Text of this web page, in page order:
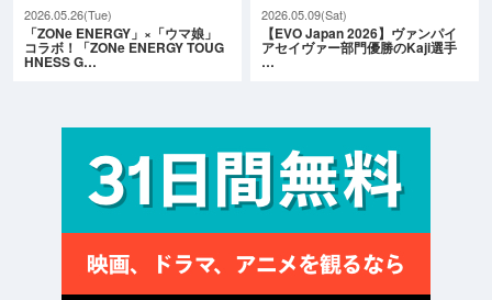
2026.05.26(Tue)
「ZONe ENERGY」×「ウマ娘」
コラボ！「ZONe ENERGY TOUG
HNESS G…
2026.05.09(Sat)
【EVO Japan 2026】ヴァンパイ
アセイヴァー部門優勝のKaji選手
…